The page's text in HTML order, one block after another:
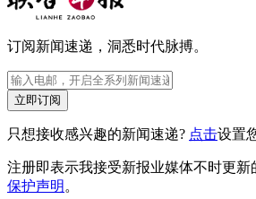
订阅新闻速递，洞悉时代脉搏。
立即订阅
只想接收感兴趣的新闻速递? 点击设置
注册即表示我接受新报业媒体不时更新
保护声明 。